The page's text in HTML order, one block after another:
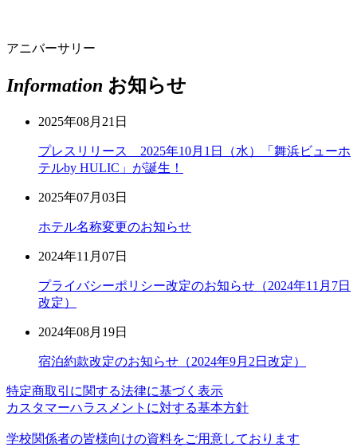
アニバーサリー
Information お知らせ
2025年08月21日
プレスリリース 2025年10月1日（水）「舞浜ビューホ
テルby HULIC」が誕生！
2025年07月03日
ホテル名称変更のお知らせ
2024年11月07日
プライバシーポリシー改定のお知らせ（2024年11月7日
改定）
2024年08月19日
宿泊約款改定のお知らせ（2024年9月2日改定）
特定商取引に関する法律に基づく表示
カスタマーハラスメントに対する基本方針
学校関係者の皆様向けの資料をご用意しております